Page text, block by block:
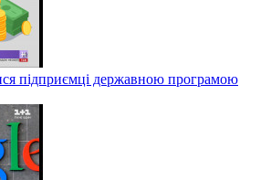
підприємці державною програмою